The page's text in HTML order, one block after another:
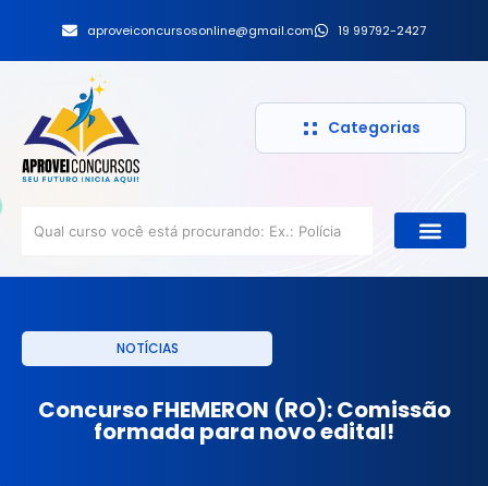
aproveiconcursosonline@gmail.com 19 99792-2427
Categorias
NOTÍCIAS
Concurso FHEMERON (RO): Comissão
formada para novo edital!